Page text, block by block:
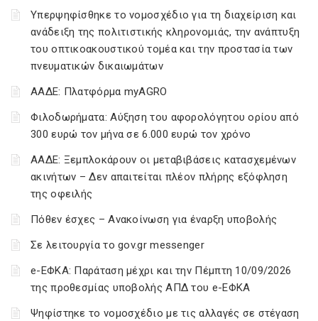
Υπερψηφίσθηκε το νομοσχέδιο για τη διαχείριση και
ανάδειξη της πολιτιστικής κληρονομιάς, την ανάπτυξη
του οπτικοακουστικού τομέα και την προστασία των
πνευματικών δικαιωμάτων
ΑΑΔΕ: Πλατφόρμα myAGRO
Φιλοδωρήματα: Αύξηση του αφορολόγητου ορίου από
300 ευρώ τον μήνα σε 6.000 ευρώ τον χρόνο
ΑΑΔΕ: Ξεμπλοκάρουν οι μεταβιβάσεις κατασχεμένων
ακινήτων – Δεν απαιτείται πλέον πλήρης εξόφληση
της οφειλής
Πόθεν έσχες – Ανακοίνωση για έναρξη υποβολής
Σε λειτουργία το gov.gr messenger
e-ΕΦΚΑ: Παράταση μέχρι και την Πέμπτη 10/09/2026
της προθεσμίας υποβολής ΑΠΔ του e-ΕΦΚΑ
Ψηφίστηκε το νομοσχέδιο με τις αλλαγές σε στέγαση